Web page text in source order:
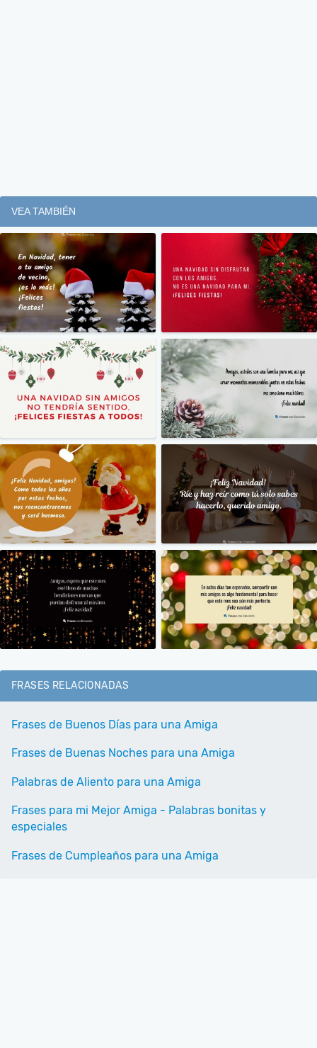
VEA TAMBIÉN
FRASES RELACIONADAS
Frases de Buenos Días para una Amiga
Frases de Buenas Noches para una Amiga
Palabras de Aliento para una Amiga
Frases para mi Mejor Amiga - Palabras bonitas y
especiales
Frases de Cumpleaños para una Amiga